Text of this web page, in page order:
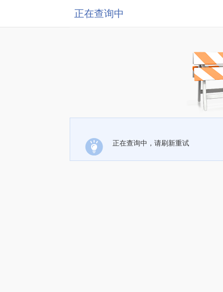
正在查询中
正在查询中，请刷新重试